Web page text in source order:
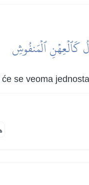
كَٱلۡعِهۡنِ ٱلۡمَنفُوشِ
se veoma